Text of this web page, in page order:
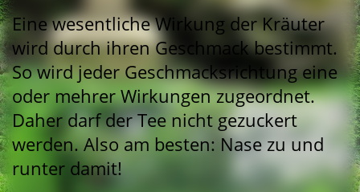
Eine wesentliche Wirkung der Kräuter
wird durch ihren Geschmack bestimmt.
So wird jeder Geschmacksrichtung eine
oder mehrer Wirkungen zugeordnet.
Daher darf der Tee nicht gezuckert
werden. Also am besten: Nase zu und
runter damit!